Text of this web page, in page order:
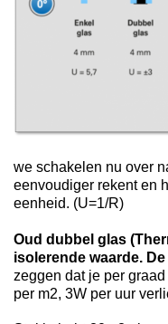
we schakelen nu over
eenvoudiger rekent en
eenheid. (U=1/R)
Oud dubbel glas
isolerende waarde.
zeggen dat je per
per m2, 3W per uur